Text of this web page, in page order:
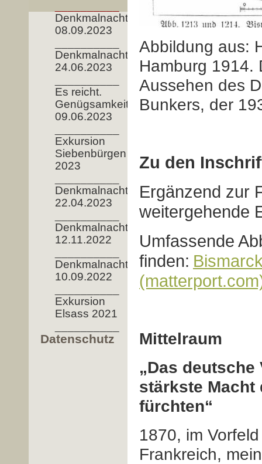
Denkmalnacht
08.09.2023
Denkmalnacht
24.06.2023
Es reicht.
Genügsamkeit!
09.06.2023
Exkursion
Siebenbürgen
2023
Denkmalnacht
22.04.2023
Denkmalnacht
12.11.2022
Denkmalnacht
10.09.2022
Exkursion
Elsass 2021
Datenschutz
Abbildung aus:
Hamburg 1914.
Aussehen des
Bunkers, der
Zu den
Ergänzend zur
weitergehende
Umfassende
finden:
Mittelraum
„Das
stärkste Macht
fürchten“
1870, im
Frankreich,